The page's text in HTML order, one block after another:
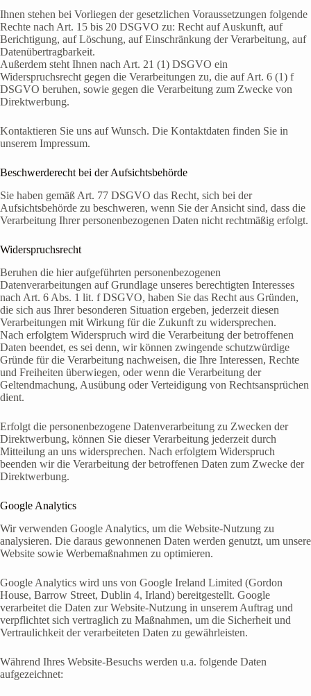
Ihnen stehen bei Vorliegen der gesetzlichen Voraussetzungen folgende
Rechte nach Art. 15 bis 20 DSGVO zu: Recht auf Auskunft, auf
Berichtigung, auf Löschung, auf Einschränkung der Verarbeitung, auf
Datenübertragbarkeit.
Außerdem steht Ihnen nach Art. 21 (1) DSGVO ein
Widerspruchsrecht gegen die Verarbeitungen zu, die auf Art. 6 (1) f
DSGVO beruhen, sowie gegen die Verarbeitung zum Zwecke von
Direktwerbung.
Kontaktieren Sie uns auf Wunsch. Die Kontaktdaten finden Sie in
unserem Impressum.
Beschwerderecht bei der Aufsichtsbehörde
Sie haben gemäß Art. 77 DSGVO das Recht, sich bei der
Aufsichtsbehörde zu beschweren, wenn Sie der Ansicht sind, dass die
Verarbeitung Ihrer personenbezogenen Daten nicht rechtmäßig erfolgt.
Widerspruchsrecht
Beruhen die hier aufgeführten personenbezogenen
Datenverarbeitungen auf Grundlage unseres berechtigten Interesses
nach Art. 6 Abs. 1 lit. f DSGVO, haben Sie das Recht aus Gründen,
die sich aus Ihrer besonderen Situation ergeben, jederzeit diesen
Verarbeitungen mit Wirkung für die Zukunft zu widersprechen.
Nach erfolgtem Widerspruch wird die Verarbeitung der betroffenen
Daten beendet, es sei denn, wir können zwingende schutzwürdige
Gründe für die Verarbeitung nachweisen, die Ihre Interessen, Rechte
und Freiheiten überwiegen, oder wenn die Verarbeitung der
Geltendmachung, Ausübung oder Verteidigung von Rechtsansprüchen
dient.
Erfolgt die personenbezogene Datenverarbeitung zu Zwecken der
Direktwerbung, können Sie dieser Verarbeitung jederzeit durch
Mitteilung an uns widersprechen. Nach erfolgtem Widerspruch
beenden wir die Verarbeitung der betroffenen Daten zum Zwecke der
Direktwerbung.
Google Analytics
Wir verwenden Google Analytics, um die Website-Nutzung zu
analysieren. Die daraus gewonnenen Daten werden genutzt, um unsere
Website sowie Werbemaßnahmen zu optimieren.
Google Analytics wird uns von Google Ireland Limited (Gordon
House, Barrow Street, Dublin 4, Irland) bereitgestellt. Google
verarbeitet die Daten zur Website-Nutzung in unserem Auftrag und
verpflichtet sich vertraglich zu Maßnahmen, um die Sicherheit und
Vertraulichkeit der verarbeiteten Daten zu gewährleisten.
Während Ihres Website-Besuchs werden u.a. folgende Daten
aufgezeichnet: